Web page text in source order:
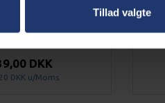
Tillad valgte
DIESEL
DKK
DKK u/Moms